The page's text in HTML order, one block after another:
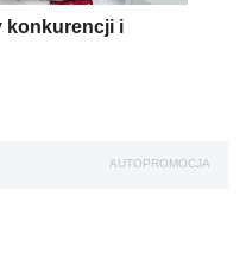
konkurencji i
AUTOPROMOCJA